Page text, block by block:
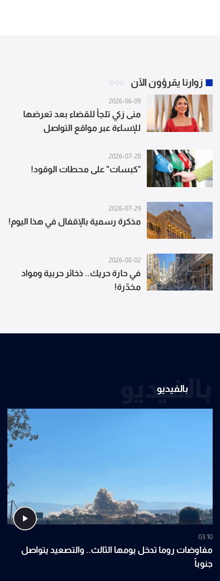
زوارنا يقرؤون الآن
2026-06-09
منى زكي تلجأ للقضاء بعد تعرضها
للإساءة عبر مواقع التواصل
2026-07-28
"كبسات" على محطات الوقود!
2026-07-29
مذكرة رسمية بالإقفال في هذا اليوم!
2026-08-02
في حارة حريك.. ذخائر حربية ومواد
مخدّرة!
بالفيديو
بالفيديو
03:10
مفاوضات روما تدخل يومها الثالث.. والتصعيد يتواصل
جنوباً